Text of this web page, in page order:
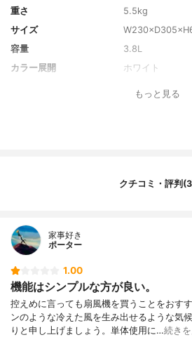
重さ
5.5kg
サイズ
容量
3.8L
カラー展開
ホワイト
もっと見る
クチコミ・評判
家事好き
ポーター
1.00
機能はシンプルな方が良い。
控えめに言っても扇風機を買うことをおす
ンのような冷えた風を生み出せるような気
りと申し上げましょう。単体使用に…続き